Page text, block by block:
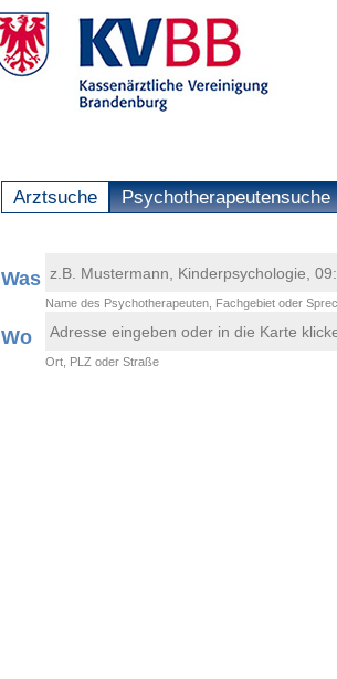
Arztsuche Psychotherapeutensuche
Was
Name des Psychotherapeuten, Fachgebiet oder
Wo
Ort, PLZ oder Straße